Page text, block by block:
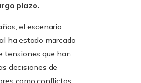
plazo.
el escenario
ha estado marcado
tensiones que han
decisiones de
como conflictos